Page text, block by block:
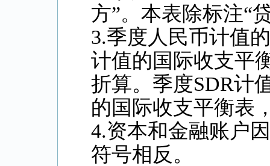
方”。本表除标注“
3.季度人民币计值
计值的国际收支平
折算。季度SDR计
的国际收支平衡表
4.资本和金融账户
符号相反。